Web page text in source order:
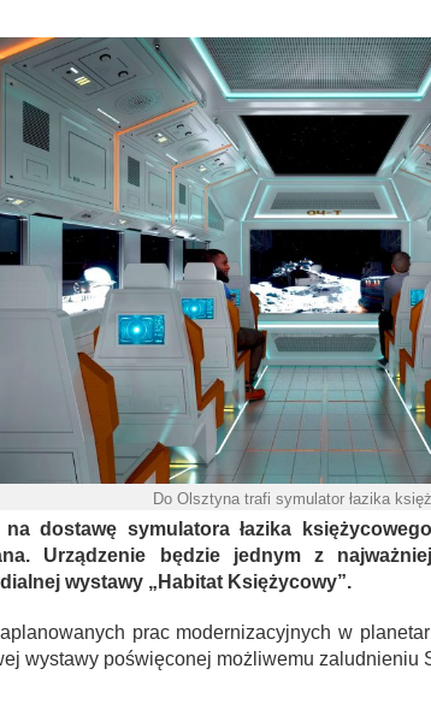
Do Olsztyna trafi symulator łazika
na dostawę symulatora łazika
Urządzenie będzie jednym z
wystawy „Habitat Księżycowy”.
prac modernizacyjnych w
wystawy poświęconej możliwemu zaludnieniu